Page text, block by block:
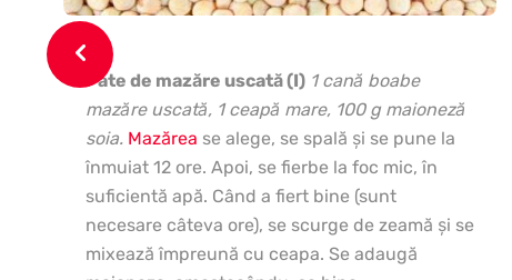
Pate de mazăre uscată (I) 1 cană boabe
mazăre uscată, 1 ceapă mare, 100 g maioneză
soia. Mazărea se alege, se spală şi se pune la
înmuiat 12 ore. Apoi, se fierbe la foc mic, în
suficientă apă. Când a fiert bine (sunt
necesare câteva ore), se scurge de zeamă şi se
mixează împreună cu ceapa. Se adaugă